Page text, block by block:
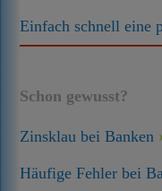
Einfach schnell eine
Schon gewusst?
Zinsklau bei Banken
Häufige Fehler bei